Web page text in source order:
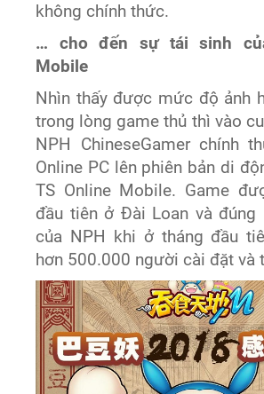
không chính thức.
… cho đến sự tái sinh
Mobile
Nhìn thấy được mức độ ảnh
trong lòng game thủ thì vào
NPH
ChineseGamerchính
Online PC lên phiên bản di
TS Online Mobile. Game
đầu tiên ở Đài Loan vàđúng
của NPH
khi ở tháng đầut
hơn 500.000 người cài đặt và